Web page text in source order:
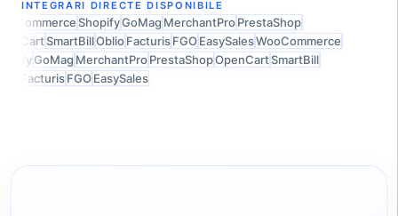
INTEGRARI DIRECTE DISPONIBILE
ShopifyGoMagMerchantProPrestaShop
SmartBillOblioFacturisFGOEasySalesWooCommerce
GoMagMerchantProPrestaShopOpenCartSmartBill
FacturisFGOEasySales